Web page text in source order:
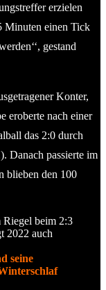
erzielen
Minuten einen Tick
gestand
Konter,
eroberte nach einer
das 2:0 durch
Danach passierte im
blieben den 100
seine